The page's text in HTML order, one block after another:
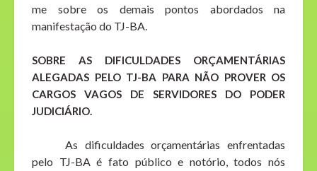
me sobre os demais pontos abordados na
manifestação do TJ-BA.
SOBRE AS DIFICULDADES ORÇAMENTÁRIAS
ALEGADAS PELO TJ-BA PARA NÃO PROVER OS
CARGOS VAGOS DE SERVIDORES DO PODER
JUDICIÁRIO.
As dificuldades orçamentárias enfrentadas
pelo TJ-BA é fato público e notório, todos nós